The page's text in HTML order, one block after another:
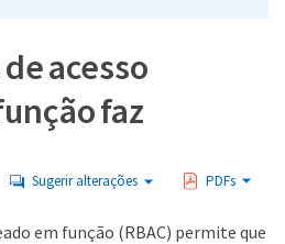
acesso
faz
Sugerir alterações PDFs
em função (RBAC) permite que